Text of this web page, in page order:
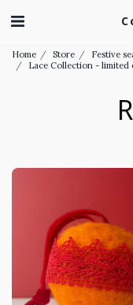
Home Store Festive
Lace Collection - limited